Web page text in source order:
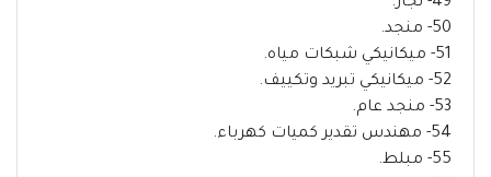
49- نجار.
50- منجد.
51- ميكانيكي شبكات مياه.
52- ميكانيكي تبريد وتكييف.
53- منجد عام.
54- مهندس تقدير كميات كهرباء.
55- مبلط.